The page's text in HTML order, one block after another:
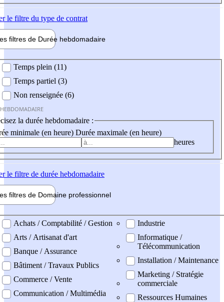
le filtre du type de contrat
filtres de Durée hebdomadaire
Temps plein (11)
Temps partiel (3)
Non renseignée (6)
la durée hebdomadaire :
minimale (en heure) Durée maximale (en heure)
heures
le filtre de durée hebdomadaire
filtres de Domaine professionnel
professionel
Achats / Comptabilité / Gestion
Arts / Artisanat d'art
Banque / Assurance
Bâtiment / Travaux Publics
Commerce / Vente
Communication / Multimédia
Industrie
Informatique /
Télécommunication
Installation / Maintenance
Marketing / Stratégie
commerciale
Ressources Humaines